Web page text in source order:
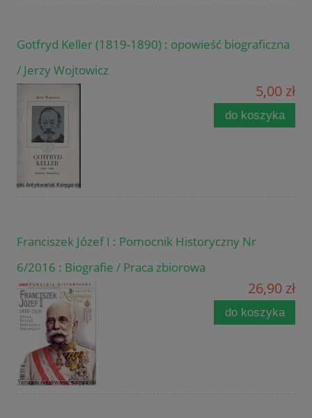
Gotfryd Keller (1819-1890) : opowieść biograficzna
/ Jerzy Wojtowicz
5,00 zł
do koszyka
Franciszek Józef I : Pomocnik Historyczny Nr
6/2016 : Biografie / Praca zbiorowa
26,90 zł
do koszyka